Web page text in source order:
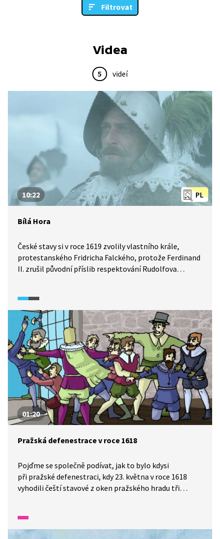
Filtrovat
Videa
5 videí
PL
10:22
Bílá Hora
České stavy si v roce 1619 zvolily vlastního krále,
protestanského Fridricha Falckého, protože Ferdinand
II. zrušil původní příslib respektování Rudolfova
stavovským povstáním, které ukončila bitva na Bílé
Hoře. Exemplární potrestání vzbouřenců na sebe
nenechalo dlouho čekat.
01:20
Pražská defenestrace v roce 1618
Pojďme se společně podívat, jak to bylo kdysi
při pražské defenestraci, kdy 23. května v roce 1618
vyhodili čeští stavové z oken pražského hradu tři
na Bílé hoře v roce 1620 stavovské vojsko prohrálo.
Habsburkové se vrátili na český trůn a zůstali na něm